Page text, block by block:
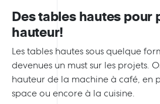
Des tables hautes pour
hauteur!
Les tables hautes sous quelque
devenues un must sur les projets.
hauteur de la machine à café, en
space ou encore à la cuisine.